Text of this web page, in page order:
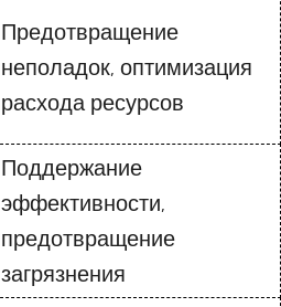
Предотвращение
неполадок, оптимизация
расхода ресурсов
Поддержание
эффективности,
предотвращение
загрязнения